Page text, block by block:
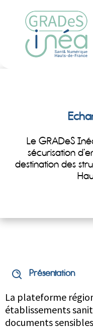
Le GRADeS
sécurisation
destination des
Présentation
La plateforme
établissements
documents